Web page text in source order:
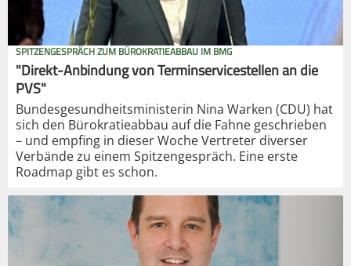
SPITZENGESPRÄCH ZUM BÜROKRATIEABBAU IM BMG
"Direkt-Anbindung von Terminservicestellen an die
PVS"
Bundesgesundheitsministerin Nina Warken (CDU) hat
sich den Bürokratieabbau auf die Fahne geschrieben
– und empfing in dieser Woche Vertreter diverser
Verbände zu einem Spitzengespräch. Eine erste
Roadmap gibt es schon.